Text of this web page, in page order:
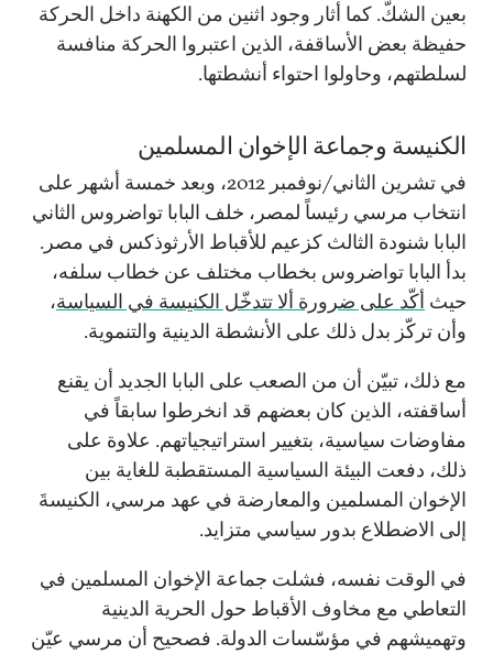
بعين الشكّ. كما أثار وجود اثنين من الكهنة داخل الحركة
حفيظة بعض الأساقفة، الذين اعتبروا الحركة منافسة
لسلطتهم، وحاولوا احتواء أنشطتها.
الكنيسة وجماعة الإخوان المسلمين
في تشرين الثاني/نوفمبر 2012، وبعد خمسة أشهر على
انتخاب مرسي رئيساً لمصر، خلف البابا تواضروس الثاني
البابا شنودة الثالث كزعيم للأقباط الأرثوذكس في مصر.
بدأ البابا تواضروس بخطاب مختلف عن خطاب سلفه،
حيث أكّد على ضرورة ألا تتدخّل الكنيسة في السياسة،
وأن تركّز بدل ذلك على الأنشطة الدينية والتنموية.
مع ذلك، تبيّن أن من الصعب على البابا الجديد أن يقنع
أساقفته، الذين كان بعضهم قد انخرطوا سابقاً في
مفاوضات سياسية، بتغيير استراتيجياتهم. علاوة على
ذلك، دفعت البيئة السياسية المستقطبة للغاية بين
الإخوان المسلمين والمعارضة في عهد مرسي، الكنيسةَ
إلى الاضطلاع بدور سياسي متزايد.
في الوقت نفسه، فشلت جماعة الإخوان المسلمين في
التعاطي مع مخاوف الأقباط حول الحرية الدينية
وتهميشهم في مؤسّسات الدولة. فصحيح أن مرسي عيّن